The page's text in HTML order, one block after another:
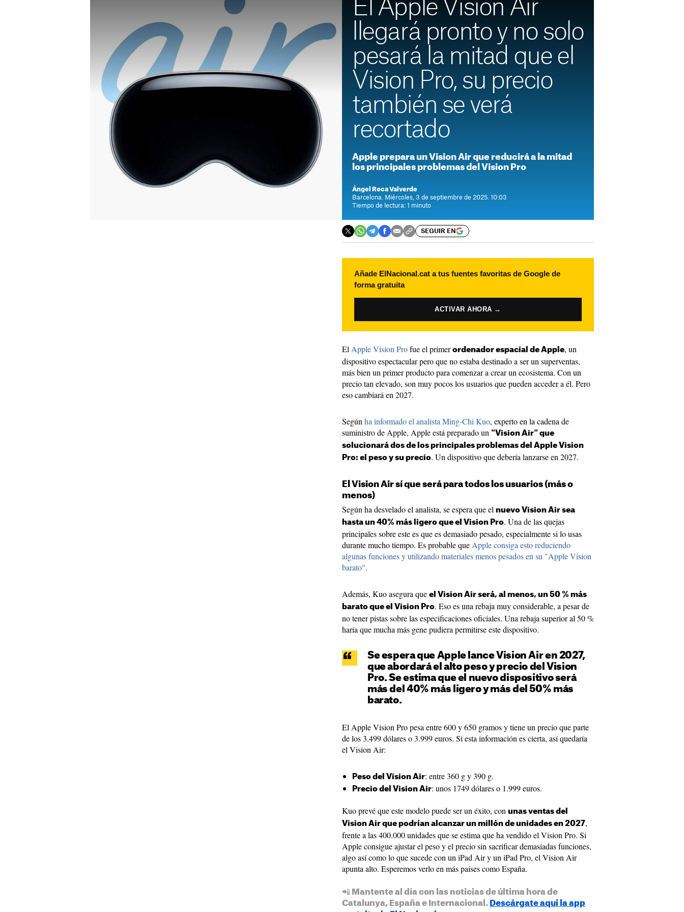
El Apple Vision Air
llegará pronto y no solo
pesará la mitad que el
Vision Pro, su precio
también se verá
recortado
Apple prepara un Vision Air que reducirá a la mitad
los principales problemas del Vision Pro
Ángel Roca Valverde
Barcelona. Miércoles, 3 de septiembre de 2025. 10:03
Tiempo de lectura: 1 minuto
SEGUIR EN
Añade ElNacional.cat a tus fuentes favoritas de Google de
forma gratuita
ACTIVAR AHORA →
El Apple Vision Profue el primer ordenador espacial de Apple, un
dispositivo espectacular pero que no estaba destinado a ser un superventas,
más bien un primer producto para comenzar a crear un ecosistema. Con un
precio tan elevado, son muy pocos los usuarios que pueden acceder a él. Pero
eso cambiará en 2027.
Según ha informado el analista Ming-Chi Kuo, experto en la cadena de
suministro de Apple, Apple está preparado un "Vision Air" que
solucionará dos de los principales problemas del Apple Vision
Pro: el peso y su precio. Un dispositivo que debería lanzarse en 2027.
El Vision Air sí que será para todos los usuarios (más o
menos)
Según ha desvelado el analista, se espera que el nuevo Vision Air sea
hasta un 40% más ligero que el Vision Pro. Una de las quejas
principales sobre este es que es demasiado pesado, especialmente si lo usas
durante mucho tiempo. Es probable que Apple consiga esto reduciendo
algunas funciones y utilizando materiales menos pesados en su "Apple Vision
barato".
Además, Kuo asegura que el Vision Air será, al menos, un 50 % más
barato que el Vision Pro. Eso es una rebaja muy considerable, a pesar de
no tener pistas sobre las especificaciones oficiales. Una rebaja superior al 50 %
haría que mucha más gene pudiera permitirse este dispositivo.
Se espera que Apple lance Vision Air en 2027,
que abordará el alto peso y precio del Vision
Pro. Se estima que el nuevo dispositivo será
más del 40% más ligero y más del 50% más
barato.
El Apple Vision Pro pesa entre 600 y 650 gramos y tiene un precio que parte
de los 3.499 dólares o 3.999 euros. Si esta información es cierta, así quedaría
el Vision Air:
Peso del Vision Air: entre 360 g y 390 g.
Precio del Vision Air: unos 1749 dólares o 1.999 euros.
Kuo prevé que este modelo puede ser un éxito, con unas ventas del
Vision Air que podrían alcanzar un millón de unidades en 2027,
frente a las 400.000 unidades que se estima que ha vendido el Vision Pro. Si
Apple consigue ajustar el peso y el precio sin sacrificar demasiadas funciones,
algo así como lo que sucede con un iPad Air y un iPad Pro, el Vision Air
apunta alto. Esperemos verlo en más países como España.
📲 Mantente al día con las noticias de última hora de
Catalunya, España e Internacional. Descárgate aquí la app